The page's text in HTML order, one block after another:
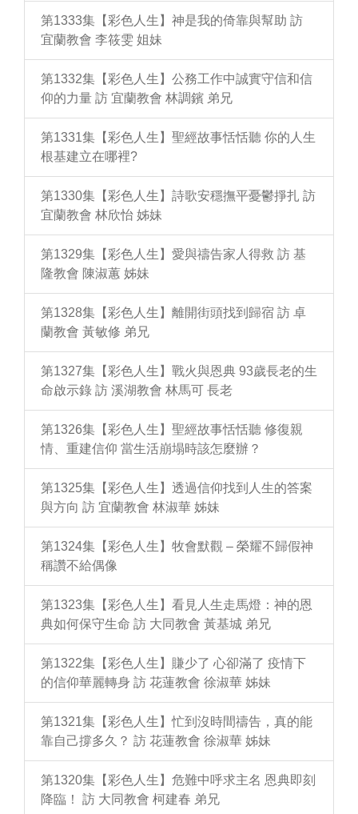
第1333集【彩色人生】神是我的倚靠與幫助 訪
宜蘭教會 李筱雯 姐妹
第1332集【彩色人生】公務工作中誠實守信和信
仰的力量 訪 宜蘭教會 林調鑌 弟兄
第1331集【彩色人生】聖經故事恬恬聽 你的人生
根基建立在哪裡?
第1330集【彩色人生】詩歌安穩撫平憂鬱掙扎 訪
宜蘭教會 林欣怡 姊妹
第1329集【彩色人生】愛與禱告家人得救 訪 基
隆教會 陳淑蕙 姊妹
第1328集【彩色人生】離開街頭找到歸宿 訪 卓
蘭教會 黃敏修 弟兄
第1327集【彩色人生】戰火與恩典 93歲長老的生
命啟示錄 訪 溪湖教會 林馬可 長老
第1326集【彩色人生】聖經故事恬恬聽 修復親
情、重建信仰 當生活崩塌時該怎麼辦？
第1325集【彩色人生】透過信仰找到人生的答案
與方向 訪 宜蘭教會 林淑華 姊妹
第1324集【彩色人生】牧會默觀 – 榮耀不歸假神
稱讚不給偶像
第1323集【彩色人生】看見人生走馬燈：神的恩
典如何保守生命 訪 大同教會 黃基城 弟兄
第1322集【彩色人生】賺少了 心卻滿了 疫情下
的信仰華麗轉身 訪 花蓮教會 徐淑華 姊妹
第1321集【彩色人生】忙到沒時間禱告，真的能
靠自己撐多久？ 訪 花蓮教會 徐淑華 姊妹
第1320集【彩色人生】危難中呼求主名 恩典即刻
降臨！ 訪 大同教會 柯建春 弟兄